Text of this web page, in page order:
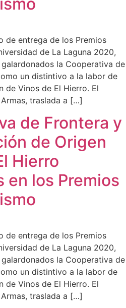
de entrega de los Premios
de La Laguna 2020,
la Cooperativa de
un distintivo a la labor de
de Vinos de El Hierro. El
traslada a […]
de Frontera y
de Origen
Hierro
en los Premios
de entrega de los Premios
de La Laguna 2020,
la Cooperativa de
un distintivo a la labor de
de Vinos de El Hierro. El
traslada a […]